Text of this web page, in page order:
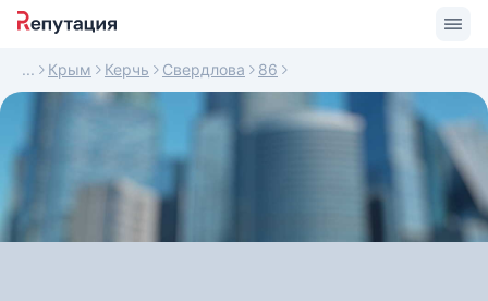
Крым Керчь Свердлова 86